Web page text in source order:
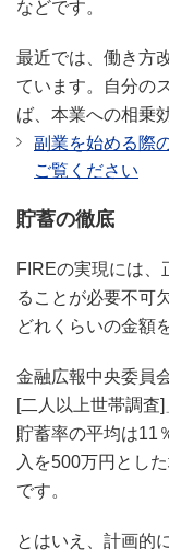
などです。
最近では、働き方
ています。自分の
ば、本業への相乗
副業を始める際
ご覧ください
貯蓄の徹底
FIREの実現には、
ることが必要不可
どれくらいの金額
金融広報中央委員
[二人以上世帯調査
貯蓄率の平均は11
入を500万円とし
です。
とはいえ、計画的